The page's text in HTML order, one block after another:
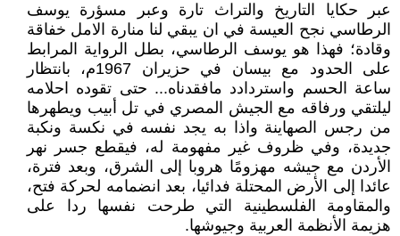
عبر حكايا التاريخ والتراث تارة وعبر مسؤرة يوسف
الرطاسي نجح العيسة في ان يبقي لنا منارة الامل خفاقة
وقادة؛ فهذا هو يوسف الرطاسي، بطل الرواية المرابط
على الحدود مع بيسان في حزيران 1967م، بانتظار
ساعة الحسم واستردادد مافقدناه... حتى تقوده احلامه
ليلتقي ورفاقه مع الجيش المصري في تل أبيب ويطهرها
من رجس الصهاينة واذا به يجد نفسه في نكسة ونكبة
جديدة، وفي ظروف غير مفهومة له، فيقطع جسر نهر
الأردن مع جيشه مهزومًا هروبا إلى الشرق، وبعد فترة،
عائدا إلى الأرض المحتلة فدائيا، بعد انضمامه لحركة فتح،
والمقاومة الفلسطينية التي طرحت نفسها ردا على
هزيمة الأنظمة العربية وجيوشها.